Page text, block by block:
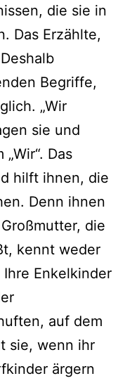
die sie in
Das Erzählte,
Begriffe,
„Wir
sie und
Das
hilft ihnen, die
Denn ihnen
die
kennt weder
Enkelkinder
auf dem
sie, wenn ihr
ärgern